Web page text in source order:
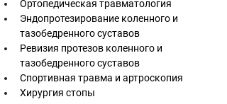
Ортопедическая травматология
Эндопротезирование коленного и
тазобедренного суставов
Ревизия протезов коленного и
тазобедренного суставов
Спортивная травма и артроскопия
Хирургия стопы